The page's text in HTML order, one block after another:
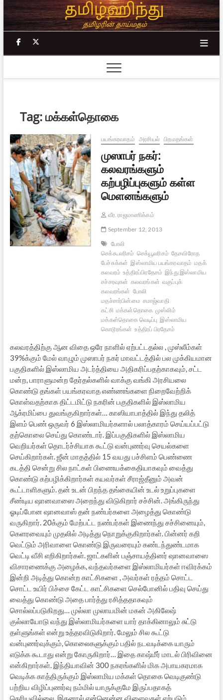
Skip
to
content
facebook
Tag:மக்கள்தொகை
பயங்கரவாதம் அரசியல் பிறமதங்கள்
முஸாபர் நகர்:
கலவரங்களும்
கற்பழிப்புகளும் கள்ள
மெளனங்களும்
வீர. ராஜமாணிக்கம்
September 12, 2013
போலி
செக்கூலரிசம் செக்யூலரிசம் தேசவிரோத
பேச்சுக்கள் இஸ்லாமிய பயங்கரவாதம் மதக்
கலவரம் உத்திரப்பிரதேசம் இந்து இஸ்லாமிய
சச்சரவுகள் கலவரங்கள் வகுப்புக்
கலவரங்கள் போலி
மதச்சார்பின்மை சமாஜ்வாதி
கட்சி மக்கள்தொகை முஸ்லிம்
மக்கள்தொகை வெடிப்பு இஸ்லாமிய
கொடூரங்கள் உத்திரப் பிரதேசம்
கலவரத்திற்கு ஆன விதை ஒரே நாளில் ஏற்பட்டதல்ல , முஸ்லீம்கள்
39%க்கும் மேல் வாழும் முஸாபர் நகர் மாவட்டத்தில் பல முக்கியமான
பகுதிகளில் இஸ்லாமிய அடர்த்தியை அதிகரிப்பதற்காகவும், சட்ட
மன்ற, பாராளுமன்ற தேர்தல்களில் வாக்கு வங்கி அரசியலை
கொண்டு தங்கள் பயங்கரவாத எண்ணங்களை நிறைவேற்றிக்
கொள்வதற்காக திட்டமிட்டு நகரின் பகுதிகளில் இஸ்லாமிய
ஆக்ரமிப்பை துவங்குகிறார்கள்… காஸியாபாத்தில் இந்து தலித்
இளம் பெண் ஒருவர் 6 இஸ்லாமியர்களால் பலாத்காரம் செய்யப்பட்டு
தற்கொலை செய்து கொண்டார். இப்பகுதிகளில் இஸ்லாமிய
வெறியர்கள் தொடர்ச்சியாக கூட்டு வன்புணர்வு செயல்களை
செய்கிறார்கள். ஜீன் மாதத்தில் 15 வயது பச்சிளம் பெண்ணை
கடத்தி சென்று சில நாட்கள் பிணையக்கைதியாகவும் வைத்து
கொண்டு கற்பழிக்கிறார்கள் கயவர்கள் சீராஜ்தீனும் அவன்
கூட்டாளிகளும். தன் உடன் பிறந்த தங்கையின் உடல் உறுப்புகளை
சீண்டிய ஷானவாஸை அறைந்து விடுகிறார் சச்சின். அங்கிருந்து
ஓடிப்போன ஷானவாஸ் தன் நண்பர்களை அழைத்து கொண்டு
வருகிறார். 20க்கும் மேற்பட்ட நண்பர்கள் இணைந்து சச்சினையும்,
கெளரவையும் முதலில் அடித்து நொறுக்குகிறார்கள். பின்னர் கறி
வெட்டும் அரிவாளை கொண்டு இருவரையும் கண்டந்துண்டமாக
வெட்டி வீசி எறிகிறார்கள். ஜாட்களின் பஞ்சாயத்தினர் ஷானவாஸை
விசாரணைக்கு அழைக்க, வந்தவர்களை இஸ்லாமியர்கள் ஈவிரக்கம்
இன்றி அடித்து கொன்ற காட்சிகளை , அவர்கள் ரத்தம் சொட்ட
சொட்ட உயிர் பிச்சை கேட்ட காட்சிகளை செல்போனில் பதிவு செய்து
வைத்து கொண்டு அதை பார்த்து ரசித்ததாகவும்
சொல்லப்படுகிறது… முல்லா முலாயமின் மகன் அகிலேஷ்
குல்லாயோடு வந்து இஸ்லாமியர்களை யார் தாக்கினாலும் சுட்டு
தள்ளுங்கள் என்று உத்தரவிடுகிறார். மேலும் சில கூட்டு
வன்புணர்வுக்கும், கொலைகளுக்கும் பதில் நடவடிக்கை யாரும்
எடுக்க கூடாது என்று கோருகிறார்… இதை காஷ்மீர் மாடல் பிரிவினை
என்கிறார்கள். இந்தியாவின் 300 நகரங்களில் மிக அபாயகரமாக
வெடிக்க காத்திருக்கும் இஸ்லாமிய மக்கள் தொகை வெடிகுண்டு
பற்றிய விழிப்புணர்வு நம்மில் யாருக்குமே இருப்பதாகத்
தெரியவில்லை. இதனால் என்னென்ன விளைவுகள் ஏற்படும்